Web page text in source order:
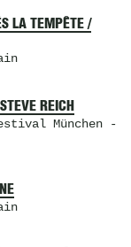
LA TEMPÊTE /
REICH
München-